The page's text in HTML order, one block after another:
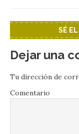
SÉ
Dejar una
Tu dirección de
Comentario